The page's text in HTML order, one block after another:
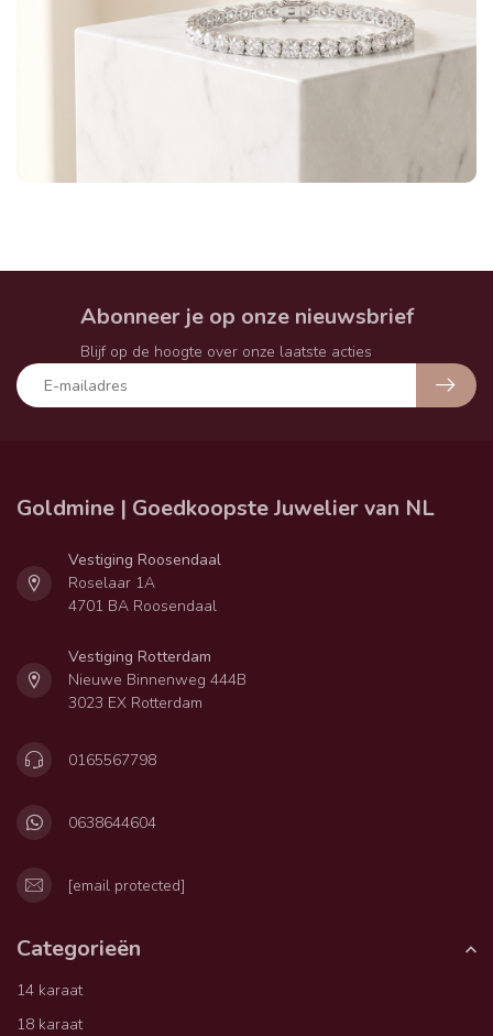
Abonneer je op onze nieuwsbrief
Blijf op de hoogte over onze laatste acties
Goldmine | Goedkoopste Juwelier van NL
Vestiging Roosendaal
Roselaar 1A
4701 BA Roosendaal
Vestiging Rotterdam
Nieuwe Binnenweg 444B
3023 EX Rotterdam
0165567798
0638644604
[email protected]
Categorieën
14 karaat
18 karaat